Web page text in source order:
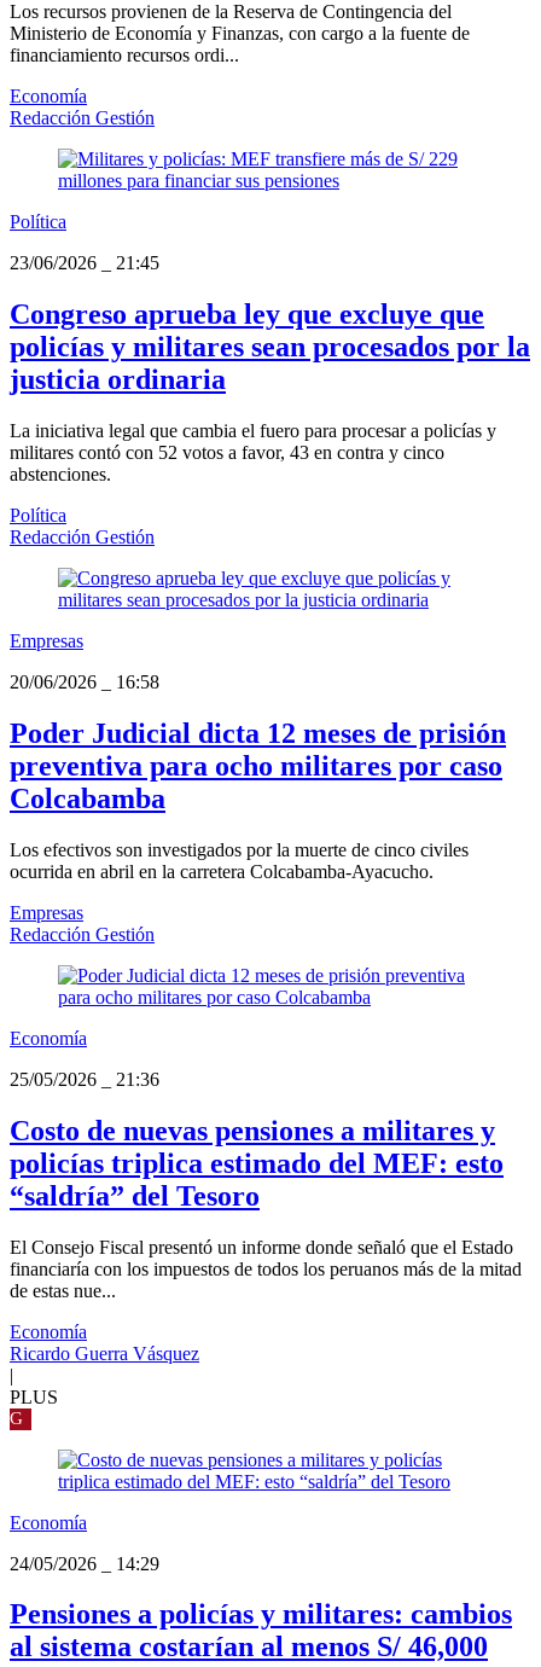
Los recursos provienen de la Reserva de Contingencia del
Ministerio de Economía y Finanzas, con cargo a la fuente de
financiamiento recursos ordi...
Economía
Redacción Gestión
Política
23/06/2026
21:45
Congreso aprueba ley que excluye que
policías y militares sean procesados por la
justicia ordinaria
La iniciativa legal que cambia el fuero para procesar a policías y
militares contó con 52 votos a favor, 43 en contra y cinco
abstenciones.
Política
Redacción Gestión
Empresas
20/06/2026
16:58
Poder Judicial dicta 12 meses de prisión
preventiva para ocho militares por caso
Colcabamba
Los efectivos son investigados por la muerte de cinco civiles
ocurrida en abril en la carretera Colcabamba-Ayacucho.
Empresas
Redacción Gestión
Economía
25/05/2026
21:36
Costo de nuevas pensiones a militares y
policías triplica estimado del MEF: esto
“saldría” del Tesoro
El Consejo Fiscal presentó un informe donde señaló que el Estado
financiaría con los impuestos de todos los peruanos más de la mitad
de estas nue...
Economía
Ricardo Guerra Vásquez
|
PLUS
G
Economía
24/05/2026
14:29
Pensiones a policías y militares: cambios
al sistema costarían al menos S/ 46,000